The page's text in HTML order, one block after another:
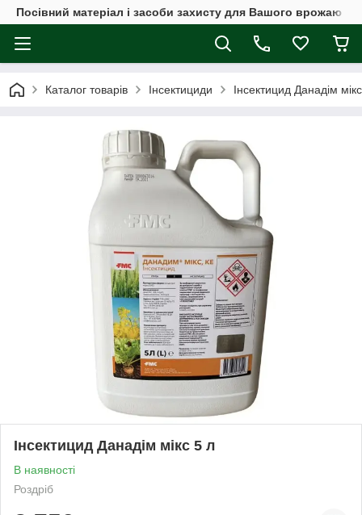
Посівний матеріал і засоби захисту для Вашого врожаю
Каталог товарів Інсектициди Інсектицид Данадім
Інсектицид Данадім мікс 5 л
В наявності
Роздріб